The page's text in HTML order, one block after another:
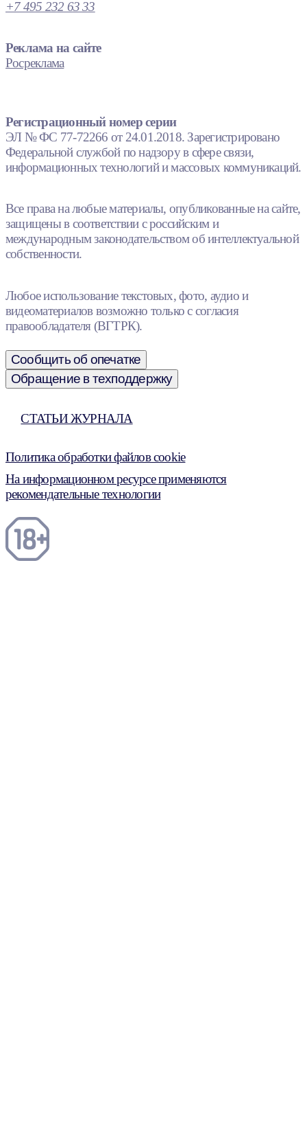
+7 495 232 63 33
Реклама на сайте
Росреклама
Регистрационный номер серии
ЭЛ № ФС 77-72266 от 24.01.2018. Зарегистрировано
Федеральной службой по надзору в сфере связи,
информационных технологий и массовых коммуникаций.
Все права на любые материалы, опубликованные на сайте,
защищены в соответствии с российским и
международным законодательством об интеллектуальной
собственности.
Любое использование текстовых, фото, аудио и
видеоматериалов возможно только с согласия
правообладателя (ВГТРК).
Сообщить об опечатке
Обращение в техподдержку
СТАТЬИ ЖУРНАЛА
Политика обработки файлов cookie
На информационном ресурсе применяются
рекомендательные технологии